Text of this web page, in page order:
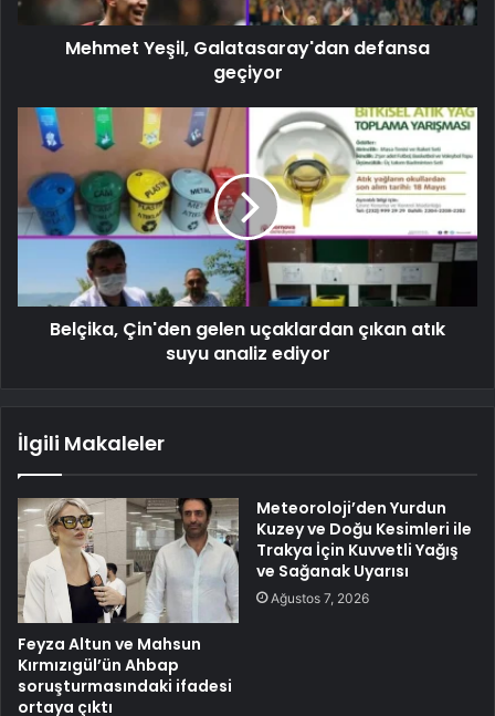
Mehmet Yeşil, Galatasaray'dan defansa
geçiyor
Belçika, Çin'den gelen uçaklardan çıkan atık
suyu analiz ediyor
İlgili Makaleler
Feyza Altun ve Mahsun
Kırmızıgül’ün Ahbap
soruşturmasındaki ifadesi
ortaya çıktı
Meteoroloji’den Yurdun
Kuzey ve Doğu Kesimleri ile
Trakya İçin Kuvvetli Yağış
ve Sağanak Uyarısı
Ağustos 7, 2026